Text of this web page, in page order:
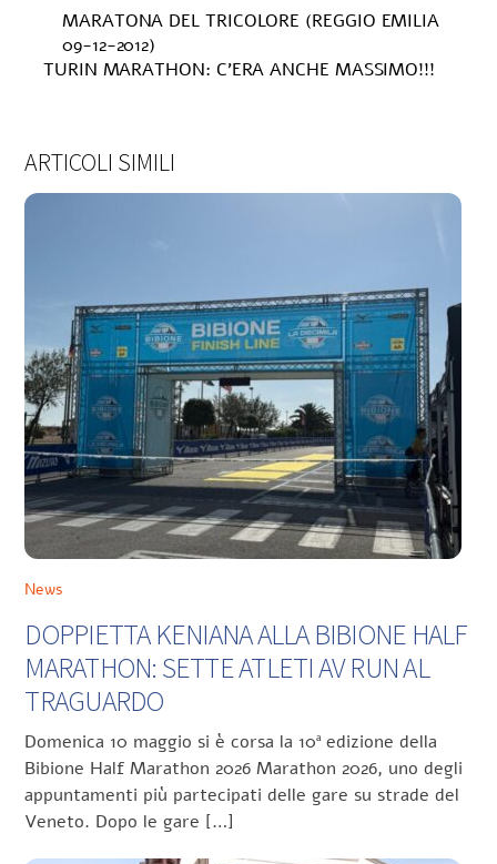
MARATONA DEL TRICOLORE (REGGIO EMILIA
09-12-2012)
TURIN MARATHON: C’ERA ANCHE MASSIMO!!!
ARTICOLI SIMILI
News
DOPPIETTA KENIANA ALLA BIBIONE HALF
MARATHON: SETTE ATLETI AV RUN AL
TRAGUARDO
Domenica 10 maggio si è corsa la 10ª edizione della
Bibione Half Marathon 2026 Marathon 2026, uno degli
appuntamenti più partecipati delle gare su strade del
Veneto. Dopo le gare […]